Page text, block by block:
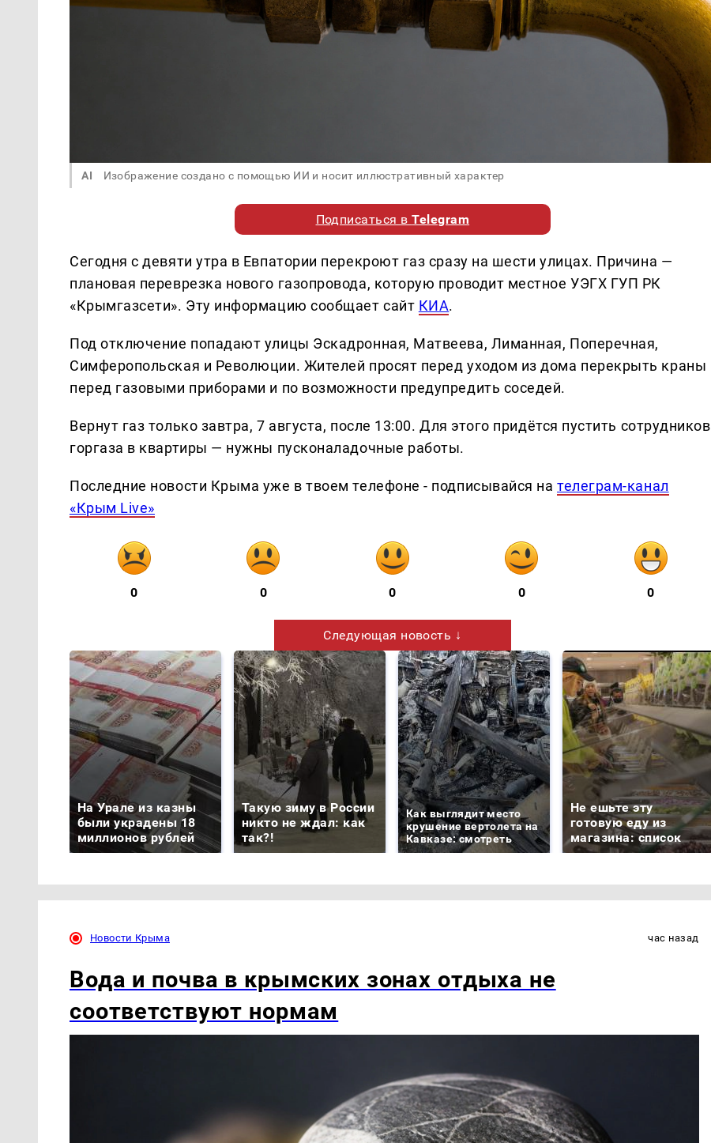
AI Изображение создано с помощью ИИ и носит иллюстративный характер
Подписаться вTelegram
Сегодня с девяти утра в Евпатории перекроют газ сразу на шести улицах. Причина —
плановая переврезка нового газопровода, которую проводит местное УЭГХ ГУП РК
«Крымгазсети». Эту информацию сообщает сайт КИА.
Под отключение попадают улицы Эскадронная, Матвеева, Лиманная, Поперечная,
Симферопольская и Революции. Жителей просят перед уходом из дома перекрыть краны
перед газовыми приборами и по возможности предупредить соседей.
Вернут газ только завтра, 7 августа, после 13:00. Для этого придётся пустить сотрудников
горгаза в квартиры — нужны пусконаладочные работы.
Последние новости Крыма уже в твоем телефоне - подписывайся нателеграм-канал
«Крым Live»
0 0 0 0 0
Следующая новость ↓
На Урале из казны
были украдены 18
миллионов рублей
Такую зиму в России
никто не ждал: как
так?!
Как выглядит место
крушение вертолета на
Кавказе: смотреть
Не ешьте эту
готовую еду из
магазина: список
Новости Крыма час назад
Вода и почва в крымских зонах отдыха не
соответствуют нормам